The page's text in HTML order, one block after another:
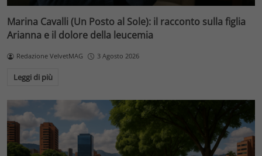
Marina Cavalli (Un Posto al Sole): il racconto sulla figlia
Arianna e il dolore della leucemia
Redazione VelvetMAG 3 Agosto 2026
Leggi di più